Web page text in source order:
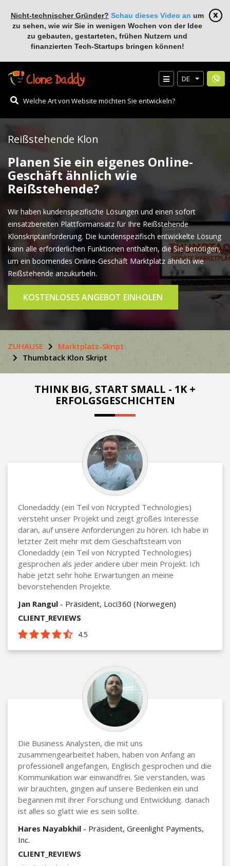
Nicht-technischer Gründer? Schau dieses Video an um
zu sehen, wie wir Sie in wenigen Wochen von der Idee
zu gebauten, gestarteten, frühen Nutzern und
finanzierten Tech-Startups bringen können!
DE
Reißstehende Klon
Planen Sie ein eigenes Online-
Geschäft ähnlich wie
Reißstehende?
Wir haben kundenspezifische Lösungen und einen sofort
einsatzbereiten Plattformansatz für Ihre Reißstehende
Klonskriptanforderung. Die kundenspezifisch entwickelte Lösung
kann alle erforderlichen Funktionen enthalten, die Sie benötigen,
um ein boomendes Online-Geschäft Marktplatz ähnlich wie
Reißstehende anzukurbeln.
KOSTENLOSES ANGEBOT EINHOLEN
ZUHAUSE
Marktplatz-Skript
Thumbtack Klon Skript
THINK BIG, START SMALL - 1K +
ERFOLGSGESCHICHTEN
Clonedaddy (ein Teil von Ncrypted Technologies)
versteht unser Projekt und zeigt großes Interesse
daran, auf unsere Anforderungen zu hören. Ich habe in
letzter Zeit mehr mit dem Geschäftsteam von
Clonedaddy (ein Teil von Ncrypted Technologies)
gesprochen als jeder andere über mein Projekt. Ich
habe jetzt sehr hohe Erwartungen an meine
bevorstehenden Projekte.
Jan Rangul - Präsident, Loci360 (Norwegen)
CLIENT_REVIEWS
4.5
Die Business Analysten, die mit uns
zusammengearbeitet haben, haben von Anfang an
professionell angefangen, Englisch gesprochen und die
Kommunikation war einwandfrei. Sie verstanden, was
wir brauchten, gingen auf unsere Bedenken ein und
begannen mit ihrer Forschung und Entwicklung. danach
ist alles so glatt wie es sein sollte.
Hares Nayabkhil - Präsident, Greenlight Payments,
Inc.
CLIENT_REVIEWS